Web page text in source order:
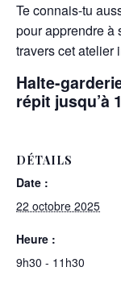
Te connais-tu
pour apprendre à
travers cet atelier
Halte-
répit jusqu’à
DÉTAILS
Date :
22 octobre 2025
Heure :
9h30 - 11h30